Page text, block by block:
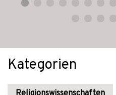
Kategorien